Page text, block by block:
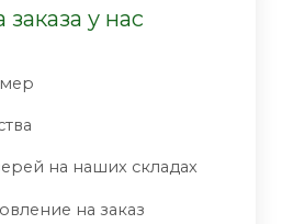
у нас
на наших складах
на заказ